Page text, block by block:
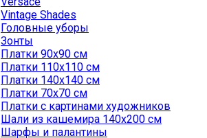
Vintage Shades
Головные уборы
Зонты
Платки 90х90 см
Платки 110х110 см
Платки 140х140 см
Платки 70х70 см
Платки с картинами художников
Шали из кашемира 140х200 см
Шарфы и палантины